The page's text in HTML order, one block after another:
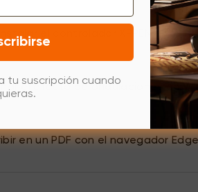
el controlador XPPEN en
el efecto de ondulaciones en
en un PDF con el navegador
tu suscripción cuando